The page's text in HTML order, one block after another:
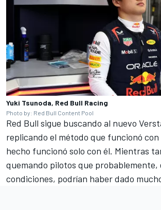
Yuki Tsunoda, Red Bull Racing
Photo by: Red Bull Content Pool
Red Bull sigue buscando al nuevo
replicando el método que funcionó con
hecho funcionó solo con él. Mientras
quemando pilotos que probablemente,
condiciones, podrían haber dado